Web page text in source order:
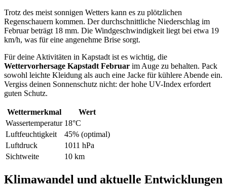
Trotz des meist sonnigen Wetters kann es zu plötzlichen
Regenschauern kommen. Der durchschnittliche Niederschlag im
Februar beträgt 18 mm. Die Windgeschwindigkeit liegt bei etwa 19
km/h, was für eine angenehme Brise sorgt.
Für deine Aktivitäten in Kapstadt ist es wichtig, die
Wettervorhersage Kapstadt Februar im Auge zu behalten. Pack
sowohl leichte Kleidung als auch eine Jacke für kühlere Abende ein.
Vergiss deinen Sonnenschutz nicht: der hohe UV-Index erfordert
guten Schutz.
Wettermerkmal
Wert
Wassertemperatur 18°C
Luftfeuchtigkeit
45% (optimal)
Luftdruck
1011 hPa
Sichtweite
10 km
Klimawandel und aktuelle Entwicklungen